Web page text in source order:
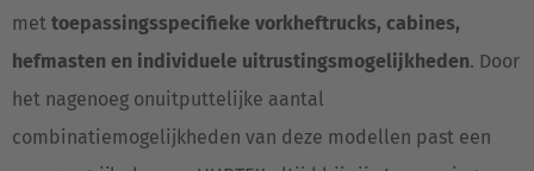
met toepassingsspecifieke vorkheftrucks, cabines,
hefmasten en individuele uitrustingsmogelijkheden. Door
het nagenoeg onuitputtelijke aantal
combinatiemogelijkheden van deze modellen past een